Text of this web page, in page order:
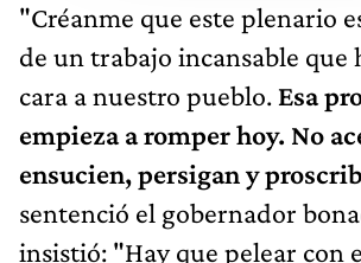
"Créanme que este plenario
de un trabajo incansable que
cara a nuestro pueblo. Esa
empieza a romper hoy. No
ensucien, persigan y
sentenció el gobernador
insistió: "Hay que pelear con